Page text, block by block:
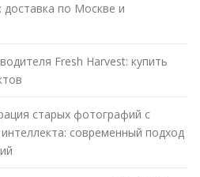
доставка по Москве и
Fresh Harvest: купить
старых фотографий с
современный подход